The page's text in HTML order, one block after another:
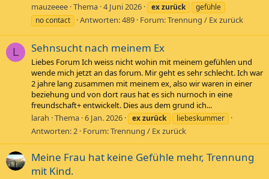
mauzeeee Thema 4 Juni 2026 exzurück
gefühle
no contact
Antworten: 489 Forum:Trennung / Ex zurück
L Sehnsucht nach meinem Ex
Liebes Forum Ich weiss nicht wohin mit meinem gefühlen und
wende mich jetzt an das forum. Mir geht es sehr schlecht. Ich war
2 jahre lang zusammen mit meinem ex, also wir waren in einer
beziehung und von dort raus hat es sich nurnoch in eine
freundschaft+ entwickelt. Dies aus dem grund ich...
larah Thema 6 Jan. 2026 exzurück liebeskummer
Antworten: 2 Forum:Trennung / Ex zurück
Meine Frau hat keine Gefühle mehr, Trennung
mit Kind.